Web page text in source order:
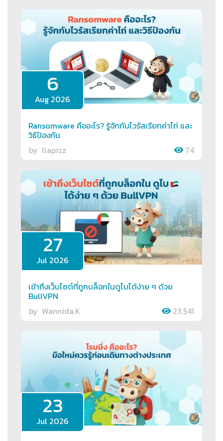
6
Aug 2026
Ransomware คืออะไร? รู้จักกับไวรัสเรียกค่าไถ่ และ
วิธีป้องกัน
by llapizz 74
27
Jul 2026
เข้าถึงเว็บไซต์ที่ถูกบล็อกในดูไบได้ง่าย ๆ ด้วย
BullVPN
by Wannida.K 23,541
23
Jul 2026